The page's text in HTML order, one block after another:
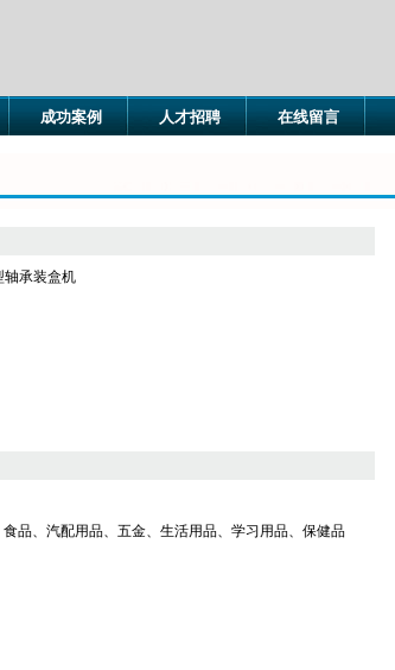
成功案例 人才招聘 在线留言
承装盒机
食品、汽配用品、五金、生活用品、学习用品、保健品